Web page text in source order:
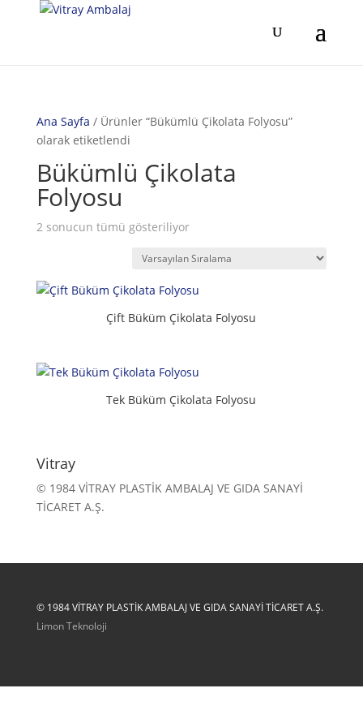
Ana Sayfa / Ürünler “Bükümlü Çikolata Folyosu”
olarak etiketlendi
Bükümlü Çikolata
Folyosu
2 sonucun tümü gösteriliyor
Çift Büküm Çikolata Folyosu
Tek Büküm Çikolata Folyosu
Vitray
© 1984 VİTRAY PLASTİK AMBALAJ VE GIDA SANAYİ
TİCARET A.Ş.
© 1984 VİTRAY PLASTİK AMBALAJ VE GIDA SANAYİ TİCARET A.Ş.
Limon Teknoloji